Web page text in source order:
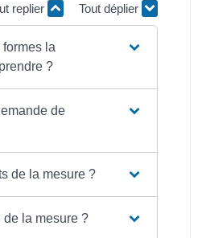
replier
Tout déplier
la
?
de
de la mesure ?
de la mesure ?